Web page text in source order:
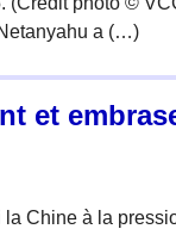
a (…)
et
la Chine à la